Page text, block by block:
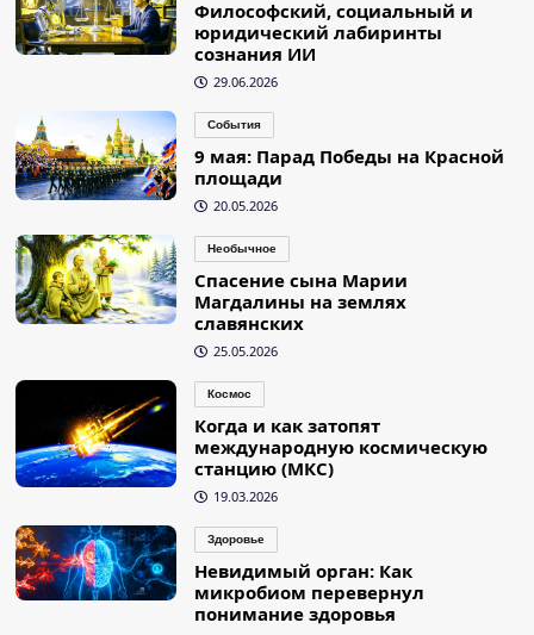
Философский, социальный и
юридический лабиринты
сознания ИИ
29.06.2026
События
9 мая: Парад Победы на Красной
площади
20.05.2026
Необычное
Спасение сына Марии
Магдалины на землях
славянских
25.05.2026
Космос
Когда и как затопят
международную космическую
станцию (МКС)
19.03.2026
Здоровье
Невидимый орган: Как
микробиом перевернул
понимание здоровья